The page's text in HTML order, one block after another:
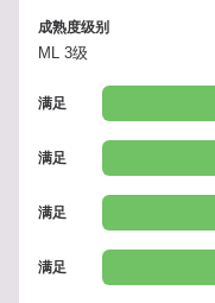
成熟度级别
ML 3级
满足
满足
满足
满足